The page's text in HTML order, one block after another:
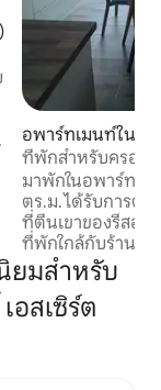
4.92 จาก 5, 52 รีวิว
อพาร์ทเมนท์ใน
ที่พักสำหรับครอบค
มาพักในอพาร์ทเ
ตร.ม. ได้รับการตกแต่
ที่ตีนเขาของรีสอร์
ที่พักใกล้กับร้านค้า
ร้านพิซซ่าซูเปอร์มาร์เก็ต
ยังสามารถเพลิดเ
ศูนย์สันทนาการที่
ยมสำหรับ
อสเซิร์ต